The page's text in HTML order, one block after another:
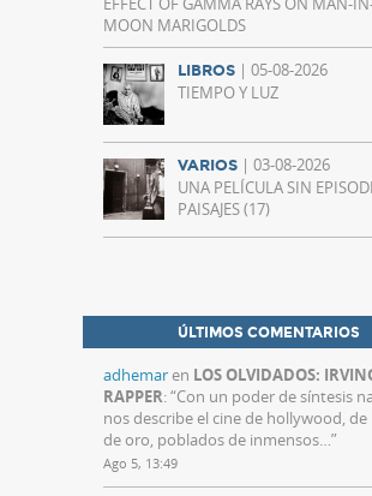
MOON MARIGOLDS
LIBROS | 05-08-2026
TIEMPO Y LUZ
VARIOS | 03-08-2026
UNA PELÍCULA SIN
PAISAJES (17)
ÚLTIMOS COMENTARIOS
adhemaren LOS OLVIDADOS:
RAPPER: “Con un poder de síntesis
nos describe el cine de hollywood, de
de oro, poblados de inmensos…”
Ago 5, 13:49